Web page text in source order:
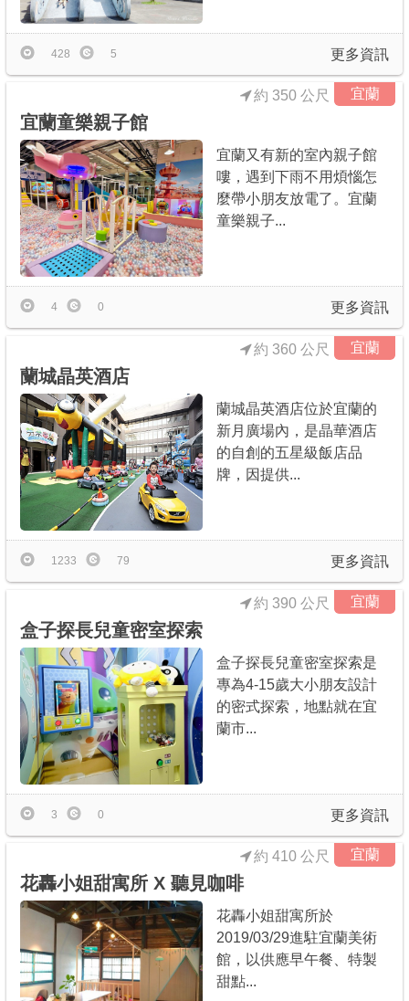
更多資訊
428 5
宜蘭
約 350 公尺
宜蘭童樂親子館
宜蘭又有新的室內親子館
嘍，遇到下雨不用煩惱怎
麼帶小朋友放電了。宜蘭
童樂親子...
更多資訊
4 0
宜蘭
約 360 公尺
蘭城晶英酒店
蘭城晶英酒店位於宜蘭的
新月廣場內，是晶華酒店
的自創的五星級飯店品
牌，因提供...
更多資訊
1233 79
宜蘭
約 390 公尺
盒子探長兒童密室探索
盒子探長兒童密室探索是
專為4-15歲大小朋友設計
的密式探索，地點就在宜
蘭市...
更多資訊
3 0
宜蘭
約 410 公尺
花轟小姐甜寓所 X 聽見咖啡
花轟小姐甜寓所於
2019/03/29進駐宜蘭美術
館，以供應早午餐、特製
甜點...